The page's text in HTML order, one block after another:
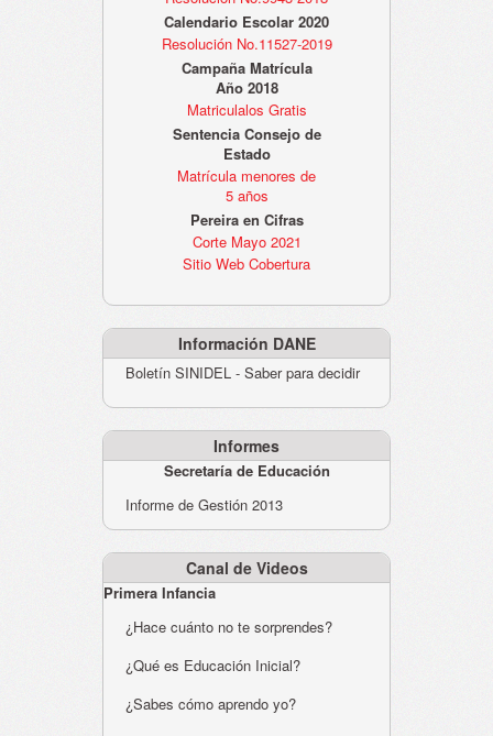
Calendario Escolar 2020
Resolución No.11527-2019
Campaña Matrícula
Año 2018
Matriculalos Gratis
Sentencia Consejo de
Estado
Matrícula menores de
5 años
Pereira en Cifras
Corte Mayo 2021
Sitio Web Cobertura
Información DANE
Boletín SINIDEL - Saber para decidir
Informes
Secretaría de Educación
Informe de Gestión 2013
Canal de Videos
Primera Infancia
¿Hace cuánto no te sorprendes?
¿Qué es Educación Inicial?
¿Sabes cómo aprendo yo?